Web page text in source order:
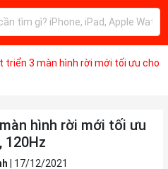
triển 3 màn hình rời mới tối ưu cho
hình rời mới tối ưu
120Hz
17/12/2021